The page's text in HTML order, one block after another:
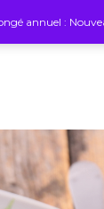
annuel :